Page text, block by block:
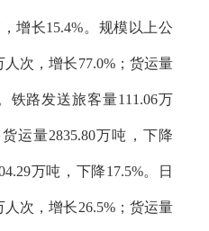
增长15.4%。规模以上公
次，增长77.0%；货运量
铁路发送旅客量111.06万
运量2835.80万吨，下降
万吨，下降17.5%。日
次，增长26.5%；货运量